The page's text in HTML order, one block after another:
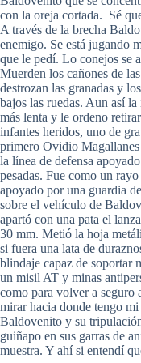
con la oreja cortada. Sé
A través de la brecha
enemigo. Se está jugando
que le pedí. Lo conejos se
Muerden los cañones de
destrozan las granadas y
bajos las ruedas. Aun así
más lenta y le ordeno
infantes heridos, uno de
primero Ovidio
la línea de defensa
pesadas. Fue como un
apoyado por una guardia
sobre el vehículo de
apartó con una pata el
30 mm. Metió la hoja
si fuera una lata de
blindaje capaz de soportar
un misil AT y minas
como para volver a seguro
mirar hacia donde tengo
Baldovenito y su
guiñapo en sus garras de
muestra. Y ahí si entendí